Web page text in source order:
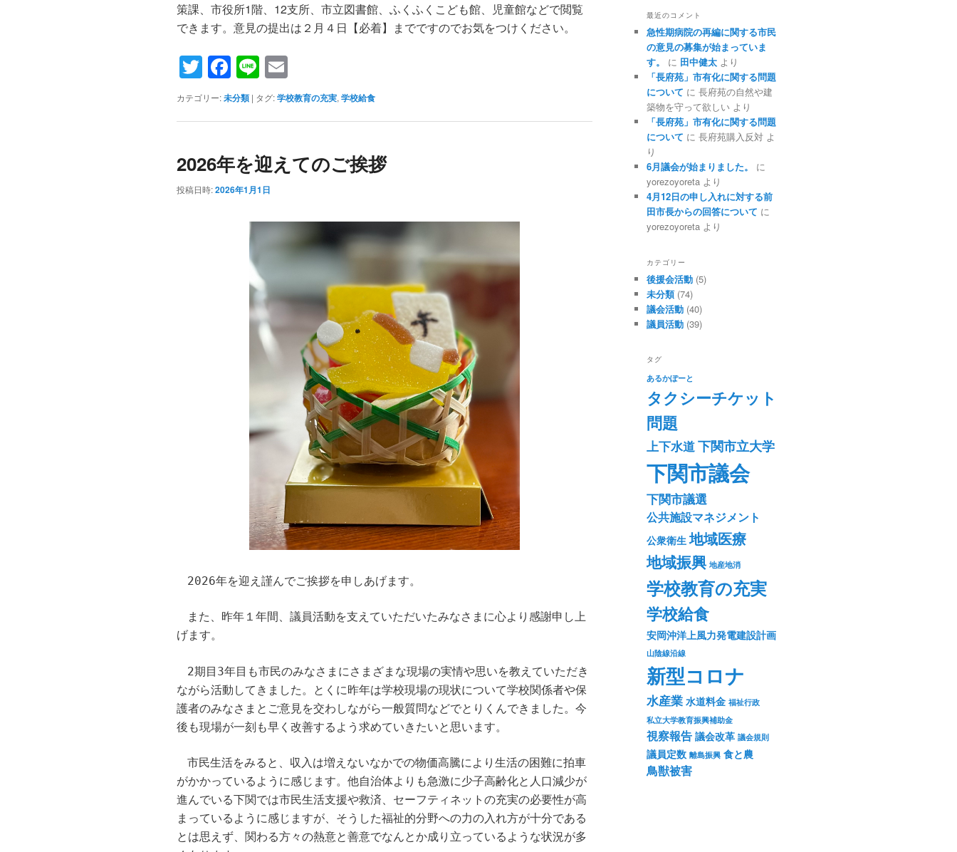
策課、市役所1階、12支所、市立図書館、ふくふくこども館、児童館などで閲覧
できます。意見の提出は２月４日【必着】までですのでお気をつけください。
Twitter
Facebook
Line
カテゴリー:未分類 | タグ:学校教育の充実, 学校給食
2026年を迎えてのご挨拶
投稿日時:2026年1月1日
2026年を迎え謹んでご挨拶を申しあげます。
また、昨年１年間、議員活動を支えていただいたみなさまに心より感謝申し上
げます。
2期目3年目も市民のみなさまにさまざまな現場の実情や思いを教えていただき
ながら活動してきました。とくに昨年は学校現場の現状について学校関係者や保
護者のみなさまとご意見を交わしながら一般質問などでとりくんできました。今
後も現場が一刻も早く改善するよう求めていきたいと思います。
市民生活をみると、収入は増えないなかでの物価高騰により生活の困難に拍車
がかかっているように感じます。他自治体よりも急激に少子高齢化と人口減少が
進んでいる下関では市民生活支援や救済、セーフティネットの充実の必要性が高
まっているように感じますが、そうした福祉的分野への力の入れ方が十分である
とは思えず、関わる方々の熱意と善意でなんとか成り立っているような状況が多
最近のコメント
急性期病院の再編に関する市民
の意見の募集が始まっていま
す。
に 田中健太 より
「長府苑」市有化に関する問題
について に 長府苑の自然や建
築物を守って欲しい より
「長府苑」市有化に関する問題
について に 長府苑購入反対 よ
り
6月議会が始まりました。
に
yorezoyoreta より
4月12日の申し入れに対する前
田市長からの回答について に
yorezoyoreta より
カテゴリー
後援会活動 (5)
未分類(74)
議会活動 (40)
議員活動 (39)
タグ
あるかぽーと
タクシーチケット
問題
上下水道下関市立大学
下関市議会
下関市議選
公共施設マネジメント
公衆衛生 地域医療
地域振興 地産地消
学校教育の充実
学校給食
安岡沖洋上風力発電建設計画
山陰線沿線
新型コロナ
水産業 水道料金 福祉行政
私立大学教育振興補助金
視察報告 議会改革 議会規則
議員定数 離島振興 食と農
鳥獣被害